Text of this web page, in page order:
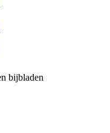
bijbladen